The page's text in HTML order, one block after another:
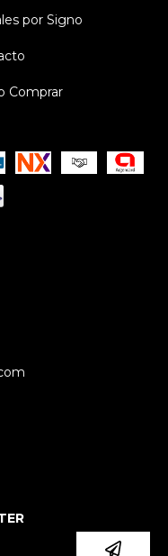
por Signo
Comprar